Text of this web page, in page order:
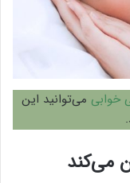
خوابی می‌توانید این